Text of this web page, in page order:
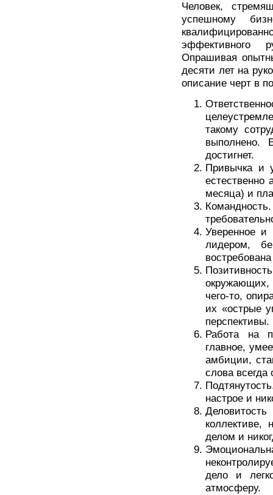
Человек,
успешному
эффективного
Опрашивая
десяти лет на
описание черт в
такому
достигнет.
Привычка и
естественно
месяца) и
Уверенное и
лидером,
окружающих,
чего-то,
их «острые
перспективы.
Работа на
главное,
амбиции,
слова
настрое и
коллективе,
делом и
дело и
атмосферу.